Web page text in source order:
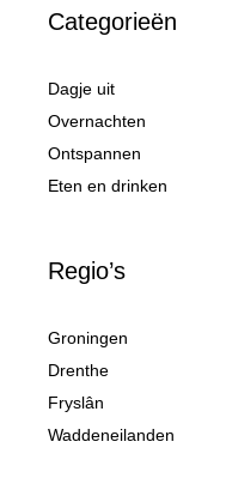
Categorieën
Dagje uit
Overnachten
Ontspannen
Eten en drinken
Regio’s
Groningen
Drenthe
Fryslân
Waddeneilanden